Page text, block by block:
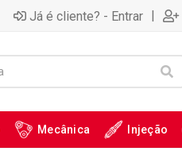
Já é cliente? - Entrar |
Mecânica Injeção